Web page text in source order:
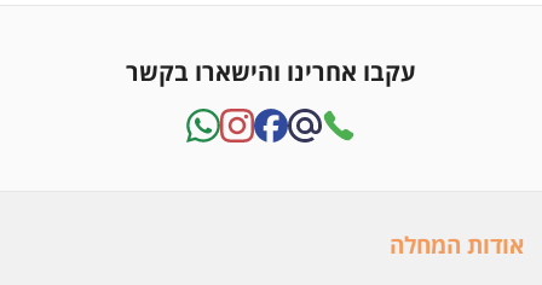
עקבו אחרינו והישארו בקשר
אודות המחלה